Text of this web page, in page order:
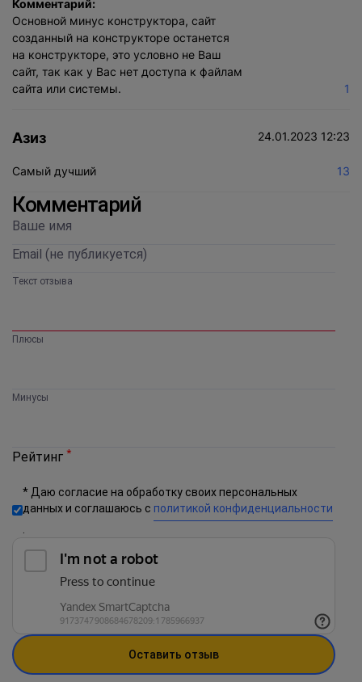
Комментарий:
Основной минус конструктора, сайт
созданный на конструкторе останется
на конструкторе, это условно не Ваш
сайт, так как у Вас нет доступа к файлам
сайта или системы.
1
Азиз 24.01.2023 12:23
Самый дучший 13
Комментарий
Текст отзыва
Плюсы
Минусы
Рейтинг *
* Даю согласие на обработку своих персональных
данных и соглашаюсь с политикой конфиденциальности